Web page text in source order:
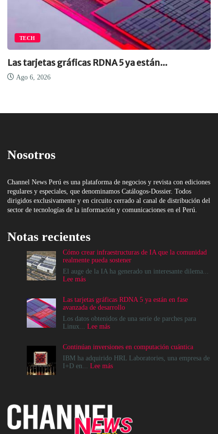
TECH
Las tarjetas gráficas RDNA 5 ya están...
Ago 6, 2026
Nosotros
Channel News Perú es una plataforma de negocios y revista con ediciones
regulares y especiales, que denominamos Catálogos-Dossier. Todos
dirigidos exclusivamente y en circuito cerrado al canal de distribución del
sector de tecnologías de la información y comunicaciones en el Perú.
Notas recientes
Cómo crear infraestructuras de IA que la comunidad
realmente pueda sostener
El auge de la IA ha generado un interesante dilema...
Lee más:
infraestructuras
de
IA
que
realmente
pueda
sostener
Las tarjetas gráficas RDNA 5 ya están en fase
avanzada de desarrollo
Los datos obtenidos de una serie de parches para
Linux... Lee más:
gráficas
RDNA
5
avanzada
desarrollo
Continúan inversiones en computación cuántica
IBM ha adquirido HRL Laboratories, una empresa de
I+D en... Lee más: